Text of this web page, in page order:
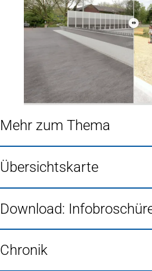
Mehr zum Thema
Übersichtskarte
Download:
Chronik